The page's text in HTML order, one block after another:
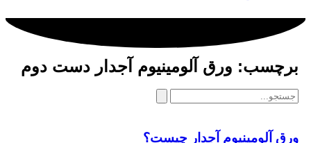
برچسب: ورق آلومینیوم آجدار دست دوم
ورق آلومینیوم آجدار چیست؟